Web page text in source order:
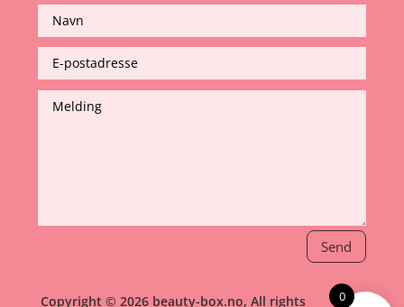
Send
Copyright © 2026 beauty-box.no, All rights 0